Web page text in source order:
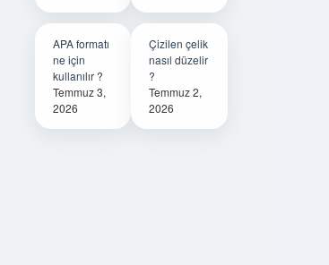
APA formatı
ne için
kullanılır ?
Temmuz 3,
2026
Çizilen çelik
nasıl düzelir
?
Temmuz 2,
2026